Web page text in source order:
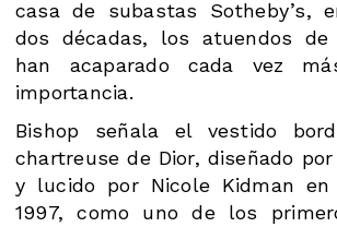
casa de subastas Sotheby’s,
dos décadas, los atuendos
han acaparado cada vez
importancia.
Bishop señala el vestido
chartreuse de Dior, diseñado
y lucido por Nicole Kidman
1997, como uno de los